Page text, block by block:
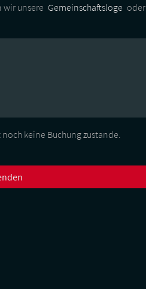
unsere Gemeinschaftsloge oder
keine Buchung zustande.